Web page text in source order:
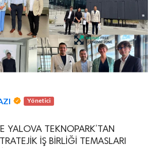
Yönetici
YALOVA TEKNOPARK’TAN
İŞ BİRLİĞİ TEMASLARI